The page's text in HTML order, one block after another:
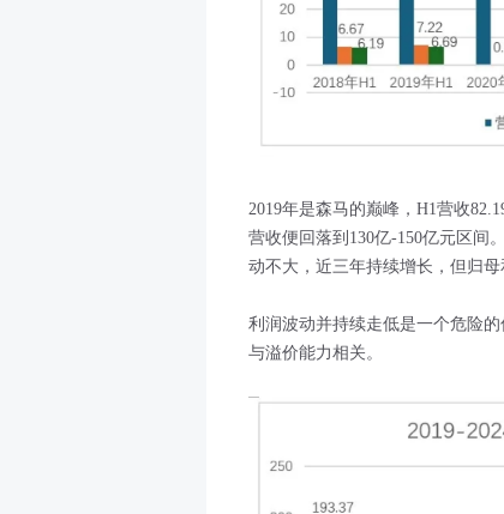
2019年是森马的巅峰，H1营收
营收便回落到130亿-150亿元区间
动不大，近三年持续增长，但归母
利润波动并持续走低是一个危险
与溢价能力相关。